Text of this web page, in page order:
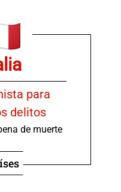
para
delitos
de muerte